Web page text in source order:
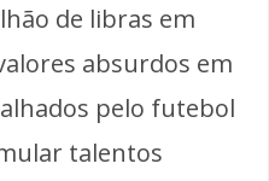
de libras em
absurdos em
pelo futebol
talentos